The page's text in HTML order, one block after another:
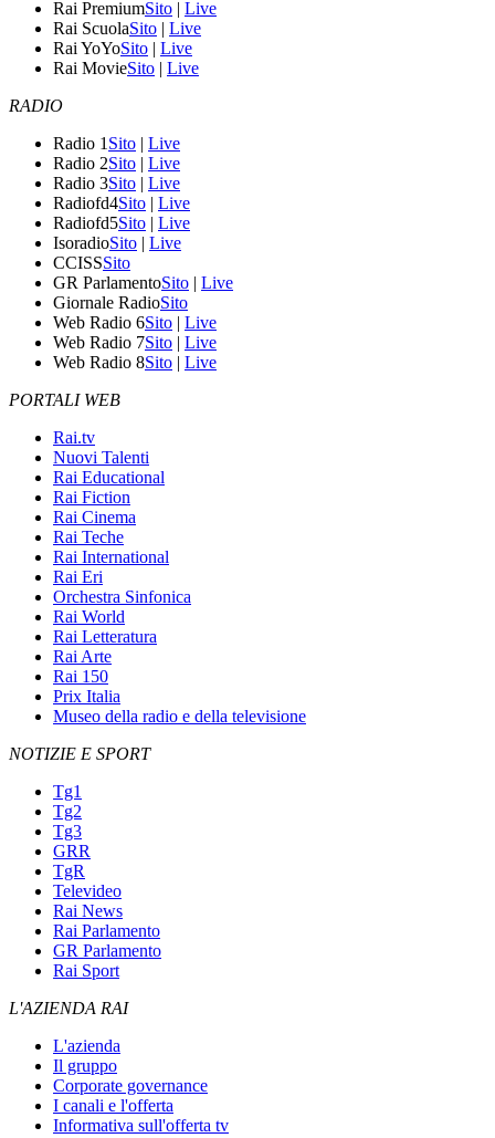
Rai PremiumSito | Live
Rai ScuolaSito | Live
Rai YoYoSito | Live
Rai MovieSito | Live
RADIO
Radio 1 Sito | Live
Radio 2Sito | Live
Radio 3Sito | Live
Radiofd4Sito | Live
Radiofd5Sito | Live
IsoradioSito | Live
CCISSSito
GR ParlamentoSito | Live
Giornale RadioSito
Web Radio 6Sito | Live
Web Radio 7Sito | Live
Web Radio 8Sito | Live
PORTALI WEB
Rai.tv
Nuovi Talenti
Rai Educational
Rai Fiction
Rai Cinema
Rai Teche
Rai International
Rai Eri
Orchestra Sinfonica
Rai World
Rai Letteratura
Rai Arte
Rai 150
Prix Italia
Museo della radio e della televisione
NOTIZIE E SPORT
Tg1
Tg2
Tg3
GRR
TgR
Televideo
Rai News
Rai Parlamento
GR Parlamento
Rai Sport
L'AZIENDA RAI
L'azienda
Il gruppo
Corporate governance
I canali e l'offerta
Informativa sull'offerta tv